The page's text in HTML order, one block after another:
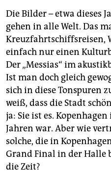
Die Bilder – etwa dieses
gehen in alle Welt. Das
Kreuzfahrtschiffsreisen,
einfach nur einen
Der „Messias“ im
Ist man doch gleich
sich in diese Tonspuren
weiß, dass die Stadt
ja: Sie ist es.
Jahren war. Aber wie
solche, die in
Grand Final in der Halle
die Zeit?